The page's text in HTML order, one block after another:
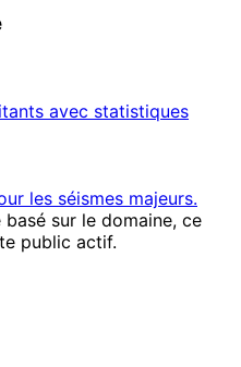
avec statistiques
les séismes majeurs.
sur le domaine, ce
public actif.